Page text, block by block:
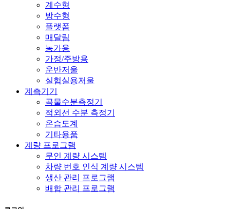
계수형
방수형
플랫폼
매달림
농가용
가정/주방용
운반저울
실험실용저울
계측기기
곡물수분측정기
적외선 수분 측정기
온습도계
기타용품
계량 프로그램
무인 계량 시스템
차량 번호 인식 계량 시스템
생산 관리 프로그램
배합 관리 프로그램